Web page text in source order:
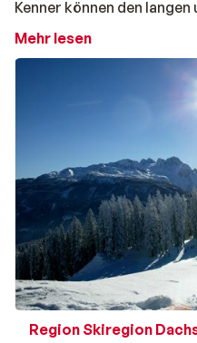
Kenner können den
Österreichs
Wintersportangebot
Das vielseitige Skigebiet
schöne Langlaufloipen.
Snowboarder gibt es
werden Sie jede Menge
Dachstein-West befinden
AnnabergundGosau.
Mehr lesen
Region Skiregion